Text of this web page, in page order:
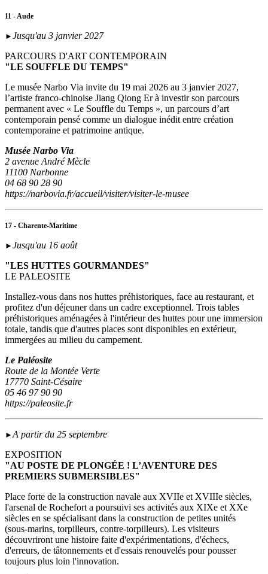
11 - Aude
► Jusqu'au 3 janvier 2027
PARCOURS D'ART CONTEMPORAIN
"LE SOUFFLE DU TEMPS"
Le musée Narbo Via invite du 19 mai 2026 au 3 janvier 2027,
l’artiste franco-chinoise Jiang Qiong Er à investir son parcours
permanent avec « Le Souffle du Temps », un parcours d’art
contemporain pensé comme un dialogue inédit entre création
contemporaine et patrimoine antique.
Musée Narbo Via
2 avenue André Mècle
11100 Narbonne
04 68 90 28 90
https://narbovia.fr/accueil/visiter/visiter-le-musee
17 - Charente-Maritime
► Jusqu'au 16 août
"LES HUTTES GOURMANDES"
LE PALEOSITE
Installez-vous dans nos huttes préhistoriques, face au restaurant, et
profitez d'un déjeuner dans un cadre exceptionnel. Trois tables
préhistoriques aménagées à l'intérieur des huttes pour une immersion
totale, tandis que d'autres places sont disponibles en extérieur,
immergées au milieu du campement.
Le Paléosite
Route de la Montée Verte
17770 Saint-Césaire
05 46 97 90 90
https://paleosite.fr
►A partir du 25 septembre
EXPOSITION
"AU POSTE DE PLONGÉE ! L’AVENTURE DES
PREMIERS SUBMERSIBLES"
Place forte de la construction navale aux XVIIe et XVIIIe siècles,
l'arsenal de Rochefort a poursuivi ses activités aux XIXe et XXe
siècles en se spécialisant dans la construction de petites unités
(sous‑marins, torpilleurs, contre-torpilleurs). Les visiteurs
découvriront une histoire faite d'expérimentations, d'échecs,
d'erreurs, de tâtonnements et d'essais renouvelés pour pousser
toujours plus loin l'innovation.